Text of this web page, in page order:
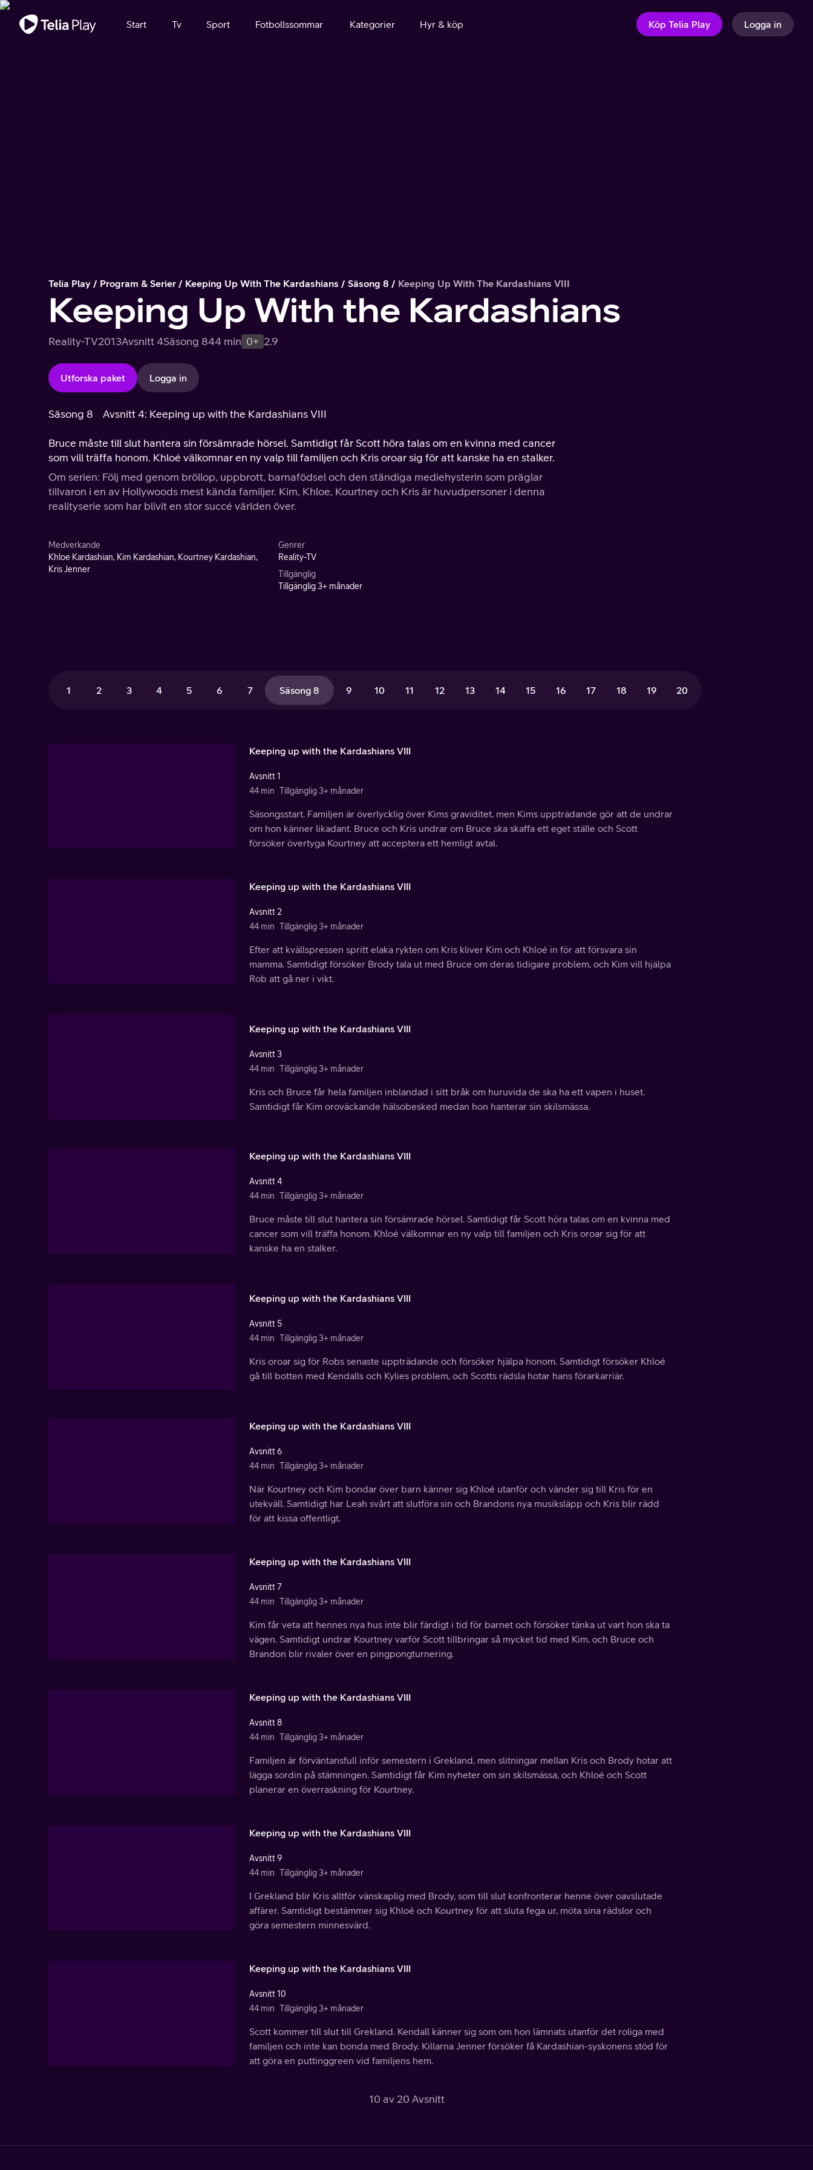
Viktigt meddelande
Start Tv Sport Fotbollssommar Kategorier Hyr & köp Köp Telia Play Logga in
Telia Play Program & Serier Keeping Up With The Kardashians Säsong 8 Keeping Up With The Kardashians VIII
Keeping Up With the Kardashians
Reality-TV2013Avsnitt 4Säsong 844 min 0+ 2.9
Utforska paket Logga in
Säsong 8 Avsnitt 4: Keeping up with the Kardashians VIII
Bruce måste till slut hantera sin försämrade hörsel. Samtidigt får Scott höra talas om en kvinna med cancer
som vill träffa honom. Khloé välkomnar en ny valp till familjen och Kris oroar sig för att kanske ha en stalker.
Om serien: Följ med genom bröllop, uppbrott, barnafödsel och den ständiga mediehysterin som präglar
tillvaron i en av Hollywoods mest kända familjer. Kim, Khloe, Kourtney och Kris är huvudpersoner i denna
realityserie som har blivit en stor succé världen över.
Medverkande
Khloe Kardashian, Kim Kardashian, Kourtney Kardashian,
Kris Jenner
Genrer
Reality-TV
Tillgänglig
Tillgänglig 3+ månader
1 2 3 4 5 6 7 Säsong 8 9 10 11 12 13 14 15 16 17 18 19 20
Keeping up with the Kardashians VIII
Avsnitt 1
44 min Tillgänglig 3+ månader
Säsongsstart. Familjen är överlycklig över Kims graviditet, men Kims uppträdande gör att de undrar
om hon känner likadant. Bruce och Kris undrar om Bruce ska skaffa ett eget ställe och Scott
försöker övertyga Kourtney att acceptera ett hemligt avtal.
Keeping up with the Kardashians VIII
Avsnitt 2
44 min Tillgänglig 3+ månader
Efter att kvällspressen spritt elaka rykten om Kris kliver Kim och Khloé in för att försvara sin
mamma. Samtidigt försöker Brody tala ut med Bruce om deras tidigare problem, och Kim vill hjälpa
Rob att gå ner i vikt.
Keeping up with the Kardashians VIII
Avsnitt 3
44 min Tillgänglig 3+ månader
Kris och Bruce får hela familjen inblandad i sitt bråk om huruvida de ska ha ett vapen i huset.
Samtidigt får Kim oroväckande hälsobesked medan hon hanterar sin skilsmässa.
Keeping up with the Kardashians VIII
Avsnitt 4
44 min Tillgänglig 3+ månader
Bruce måste till slut hantera sin försämrade hörsel. Samtidigt får Scott höra talas om en kvinna med
cancer som vill träffa honom. Khloé välkomnar en ny valp till familjen och Kris oroar sig för att
kanske ha en stalker.
Keeping up with the Kardashians VIII
Avsnitt 5
44 min Tillgänglig 3+ månader
Kris oroar sig för Robs senaste uppträdande och försöker hjälpa honom. Samtidigt försöker Khloé
gå till botten med Kendalls och Kylies problem, och Scotts rädsla hotar hans förarkarriär.
Keeping up with the Kardashians VIII
Avsnitt 6
44 min Tillgänglig 3+ månader
När Kourtney och Kim bondar över barn känner sig Khloé utanför och vänder sig till Kris för en
utekväll. Samtidigt har Leah svårt att slutföra sin och Brandons nya musiksläpp och Kris blir rädd
för att kissa offentligt.
Keeping up with the Kardashians VIII
Avsnitt 7
44 min Tillgänglig 3+ månader
Kim får veta att hennes nya hus inte blir färdigt i tid för barnet och försöker tänka ut vart hon ska ta
vägen. Samtidigt undrar Kourtney varför Scott tillbringar så mycket tid med Kim, och Bruce och
Brandon blir rivaler över en pingpongturnering.
Keeping up with the Kardashians VIII
Avsnitt 8
44 min Tillgänglig 3+ månader
Familjen är förväntansfull inför semestern i Grekland, men slitningar mellan Kris och Brody hotar att
lägga sordin på stämningen. Samtidigt får Kim nyheter om sin skilsmässa, och Khloé och Scott
planerar en överraskning för Kourtney.
Keeping up with the Kardashians VIII
Avsnitt 9
44 min Tillgänglig 3+ månader
I Grekland blir Kris alltför vänskaplig med Brody, som till slut konfronterar henne över oavslutade
affärer. Samtidigt bestämmer sig Khloé och Kourtney för att sluta fega ur, möta sina rädslor och
göra semestern minnesvärd.
Keeping up with the Kardashians VIII
Avsnitt 10
44 min Tillgänglig 3+ månader
Scott kommer till slut till Grekland. Kendall känner sig som om hon lämnats utanför det roliga med
familjen och inte kan bonda med Brody. Killarna Jenner försöker få Kardashian-syskonens stöd för
att göra en puttinggreen vid familjens hem.
10 av 20 Avsnitt